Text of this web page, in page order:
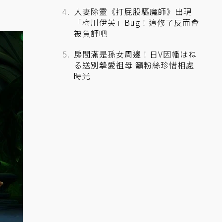
人妻除靈《打屁股驅魔師》出現
「梅川伊芙」Bug！這修了反而會
被負評吧
房間滿是孫女周邊！日V因幡はね
る送別摯愛祖母 籲粉絲珍惜相處
時光